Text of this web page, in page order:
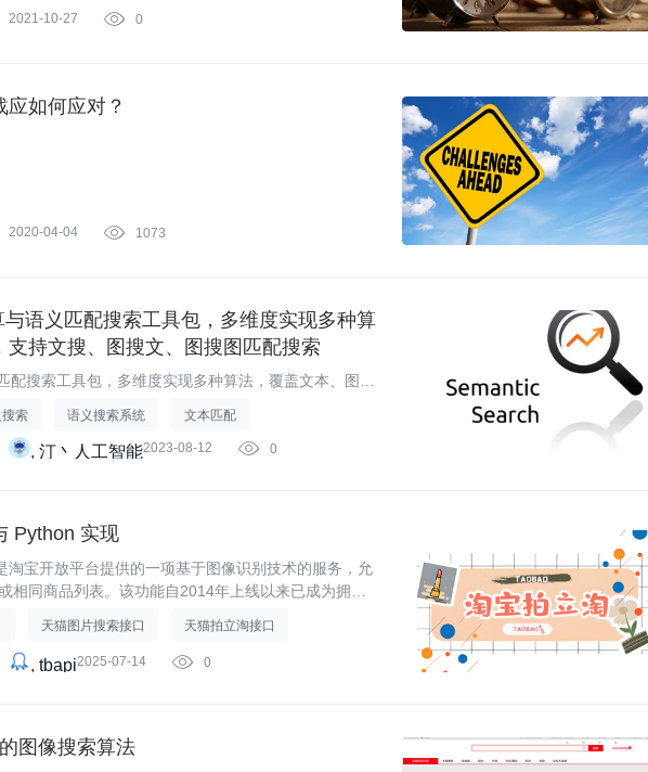
2021-10-27  0
如何应对？
2020-04-04  1073
语义匹配搜索工具包，多维度实现多种算
持文搜、图搜文、图搜图匹配搜索
搜索工具包，多维度实现多种算法，覆盖文本、图像
索 语义搜索系统 文本匹配
汀丶人工智能2023-08-12  0
Python 实现
宝开放平台提供的一项基于图像识别技术的服务，允
相同商品列表。该功能自2014年上线以来已成为拥有
天猫图片搜索接口 天猫拍立淘接口
tbapi2025-07-14  0
图像搜索算法